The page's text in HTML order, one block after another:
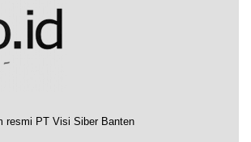
resmi PT Visi Siber Banten